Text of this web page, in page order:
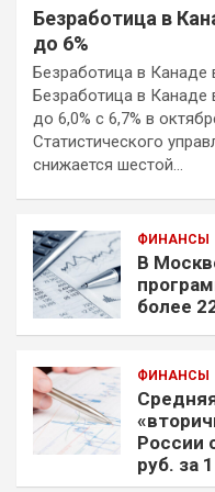
Безработица в
до 6%
Безработица в Канаде
Безработица в Канаде
до 6,0% с 6,7% в
Статистического
снижается шестой…
ФИНАНСЫ
В
более
ФИНАНСЫ
России
руб. за